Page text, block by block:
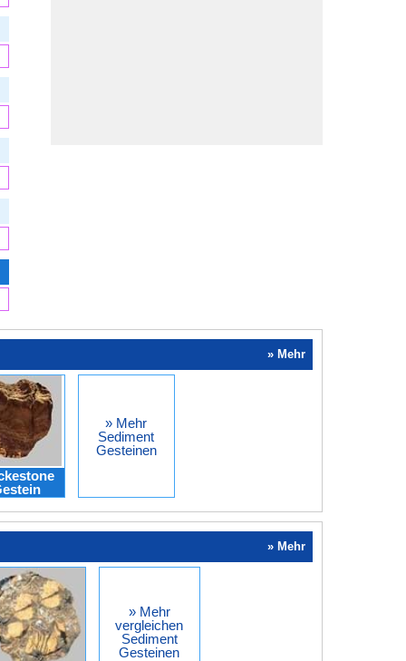
» Mehr
» Mehr
Sediment
Gesteinen
» Mehr
» Mehr
vergleichen
Sediment
Gesteinen